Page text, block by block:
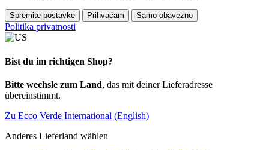
Spremite postavke Prihvaćam Samo obavezno
Politika privatnosti
Bist du im richtigen Shop?
Bitte wechsle zum Land, das mit deiner Lieferadresse
übereinstimmt.
Zu Ecco Verde International (English)
Anderes Lieferland wählen